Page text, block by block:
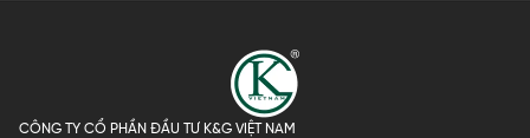
CÔNG TY CỔ PHẦN ĐẦU TƯ K&G VIỆT NAM